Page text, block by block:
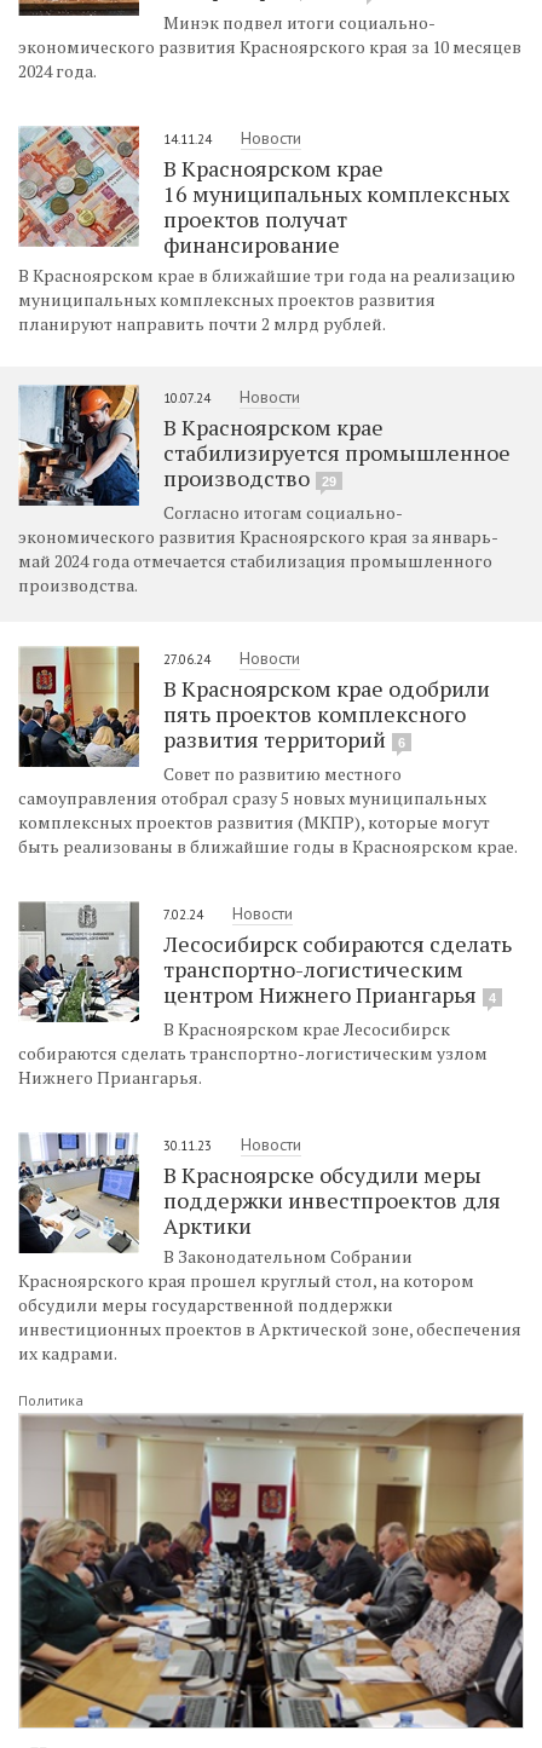
Минэк подвел итоги социально-
экономического развития Красноярского края за 10 месяцев
2024 года.
14.11.24 Новости
В Красноярском крае
16 муниципальных комплексных
проектов получат
финансирование
В Красноярском крае в ближайшие три года на реализацию
муниципальных комплексных проектов развития
планируют направить почти 2 млрд рублей.
10.07.24 Новости
В Красноярском крае
стабилизируется промышленное
производство
29
Согласно итогам социально-
экономического развития Красноярского края за январь-
май 2024 года отмечается стабилизация промышленного
производства.
27.06.24 Новости
В Красноярском крае одобрили
пять проектов комплексного
развития территорий
6
Совет по развитию местного
самоуправления отобрал сразу 5 новых муниципальных
комплексных проектов развития (МКПР), которые могут
быть реализованы в ближайшие годы в Красноярском крае.
7.02.24 Новости
Лесосибирск собираются сделать
транспортно-логистическим
центром Нижнего Приангарья
4
В Красноярском крае Лесосибирск
собираются сделать транспортно-логистическим узлом
Нижнего Приангарья.
30.11.23 Новости
В Красноярске обсудили меры
поддержки инвестпроектов для
Арктики
В Законодательном Собрании
Красноярского края прошел круглый стол, на котором
обсудили меры государственной поддержки
инвестиционных проектов в Арктической зоне, обеспечения
их кадрами.
Политика